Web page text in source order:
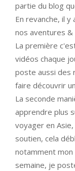
partie du blog
En revanche, il
nos aventures
La première
vidéos chaque
poste aussi des
faire découvrir
La seconde
apprendre plus
voyager en
soutien, cela
notamment mon
semaine, je